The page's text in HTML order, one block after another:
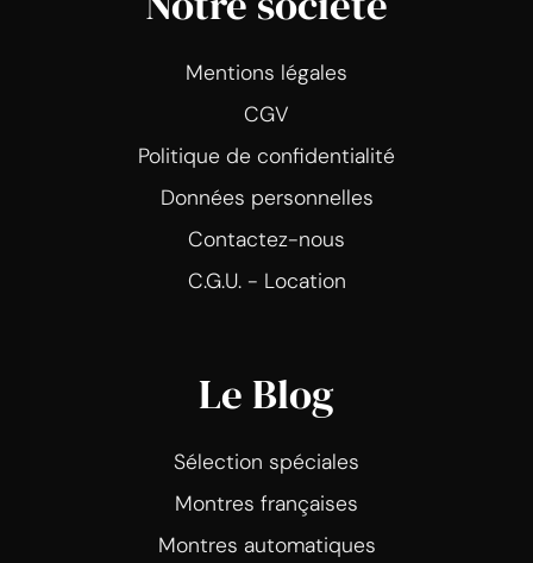
Mentions légales
CGV
Politique de confidentialité
Données personnelles
Contactez-nous
C.G.U. - Location
Le Blog
Sélection spéciales
Montres françaises
Montres automatiques